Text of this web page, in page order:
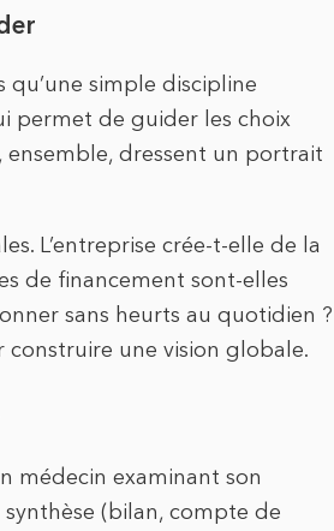
simple discipline
permet de guider les choix
ensemble, dressent un portrait
L’entreprise crée-t-elle de la
de financement sont-elles
sans heurts au quotidien ?
une vision globale.
médecin examinant son
(bilan, compte de